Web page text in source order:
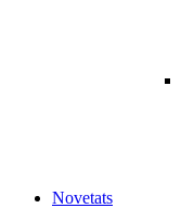
Novetats